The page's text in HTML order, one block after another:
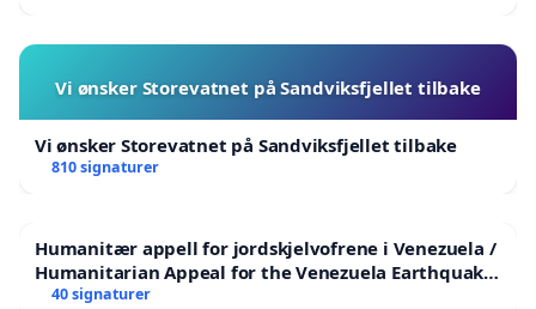
Vi ønsker Storevatnet på Sandviksfjellet tilbake
Vi ønsker Storevatnet på Sandviksfjellet tilbake
810 signaturer
Humanitær appell for jordskjelvofrene i Venezuela /
Humanitarian Appeal for the Venezuela Earthquake
Victims
40 signaturer